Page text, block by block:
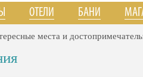
ОТЕЛИ БАНИ
места и